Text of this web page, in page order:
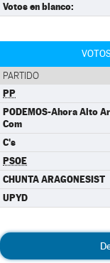
Votos en blanco:
PARTIDO
PP
PODEMOS-Ahora Alto
Com
C's
PSOE
CHUNTA ARAGONESIST
UPYD